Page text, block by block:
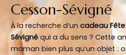
Cesson-Sévigné
À la recherche d’uncadeau
Sévigné qui a du sens ? Cette
maman bien plus qu’un objet :